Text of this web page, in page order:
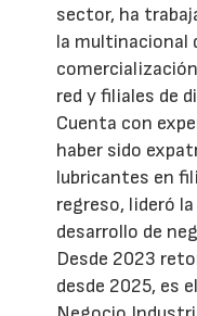
sector, ha
la multinacional
red y filiales de
Cuenta con
haber sido
lubricantes en
regreso, lideró
desarrollo de
Desde 2023
desde 2025, es